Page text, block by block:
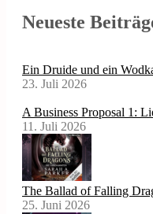
Neueste
Ein Druide und ein
23. Juli 2026
A Business Proposal 1:
11. Juli 2026
The Ballad of Falling
25. Juni 2026